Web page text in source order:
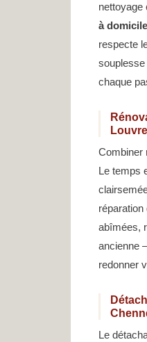
nettoyage
à
respecte
souplesse
chaque
Combiner
Le temps
abîmées,
ancienne
redonner
Le